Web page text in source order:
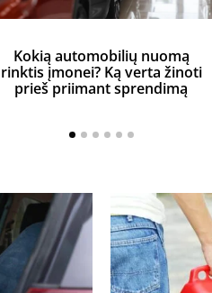
Kokią automobilių nuomą
rinktis įmonei? Ką verta žinoti
prieš priimant sprendimą